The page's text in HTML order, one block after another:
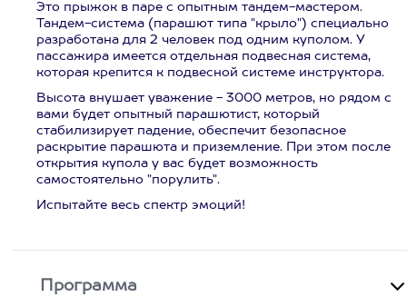
Это прыжок в паре с опытным тандем-мастером.
Тандем-система (парашют типа "крыло") специально
разработана для 2 человек под одним куполом. У
пассажира имеется отдельная подвесная система,
которая крепится к подвесной системе инструктора.
Высота внушает уважение - 3000 метров, но рядом с
вами будет опытный парашютист, который
стабилизирует падение, обеспечит безопасное
раскрытие парашюта и приземление. При этом после
открытия купола у вас будет возможность
самостоятельно "порулить".
Испытайте весь спектр эмоций!
Программа